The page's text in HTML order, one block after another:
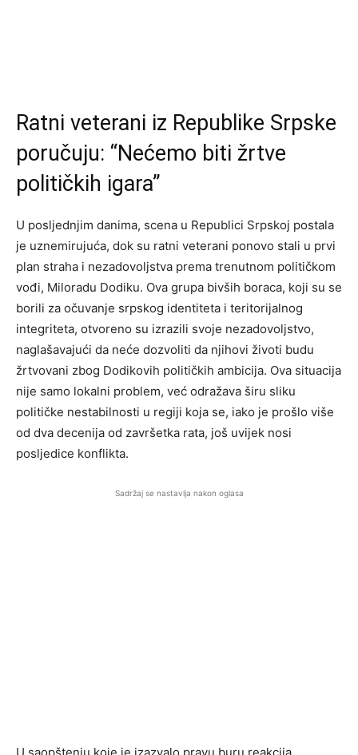
Ratni veterani iz Republike Srpske
poručuju: “Nećemo biti žrtve
političkih igara”
U posljednjim danima, scena u Republici Srpskoj postala
je uznemirujuća, dok su ratni veterani ponovo stali u prvi
plan straha i nezadovoljstva prema trenutnom političkom
vođi, Miloradu Dodiku. Ova grupa bivših boraca, koji su se
borili za očuvanje srpskog identiteta i teritorijalnog
integriteta, otvoreno su izrazili svoje nezadovoljstvo,
naglašavajući da neće dozvoliti da njihovi životi budu
žrtvovani zbog Dodikovih političkih ambicija. Ova situacija
nije samo lokalni problem, već odražava širu sliku
političke nestabilnosti u regiji koja se, iako je prošlo više
od dva decenija od završetka rata, još uvijek nosi
posljedice konflikta.
Sadržaj se nastavlja nakon oglasa